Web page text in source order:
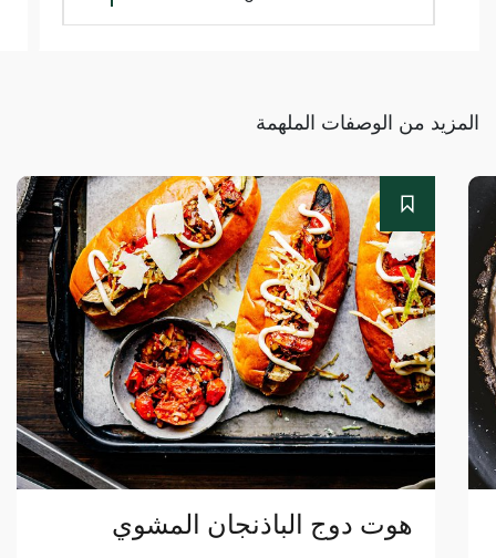
المزيد من الوصفات الملهمة
هوت دوج الباذنجان المشوي